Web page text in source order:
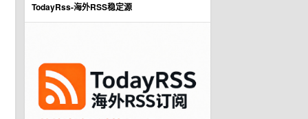
TodayRss-海外RSS稳定源